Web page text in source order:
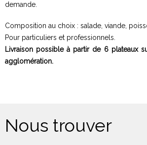
demande.
Composition au choix : salade, viande,
Pour particuliers et professionnels.
Livraison possible à partir de 6 plateaux
agglomération.
Nous trouver